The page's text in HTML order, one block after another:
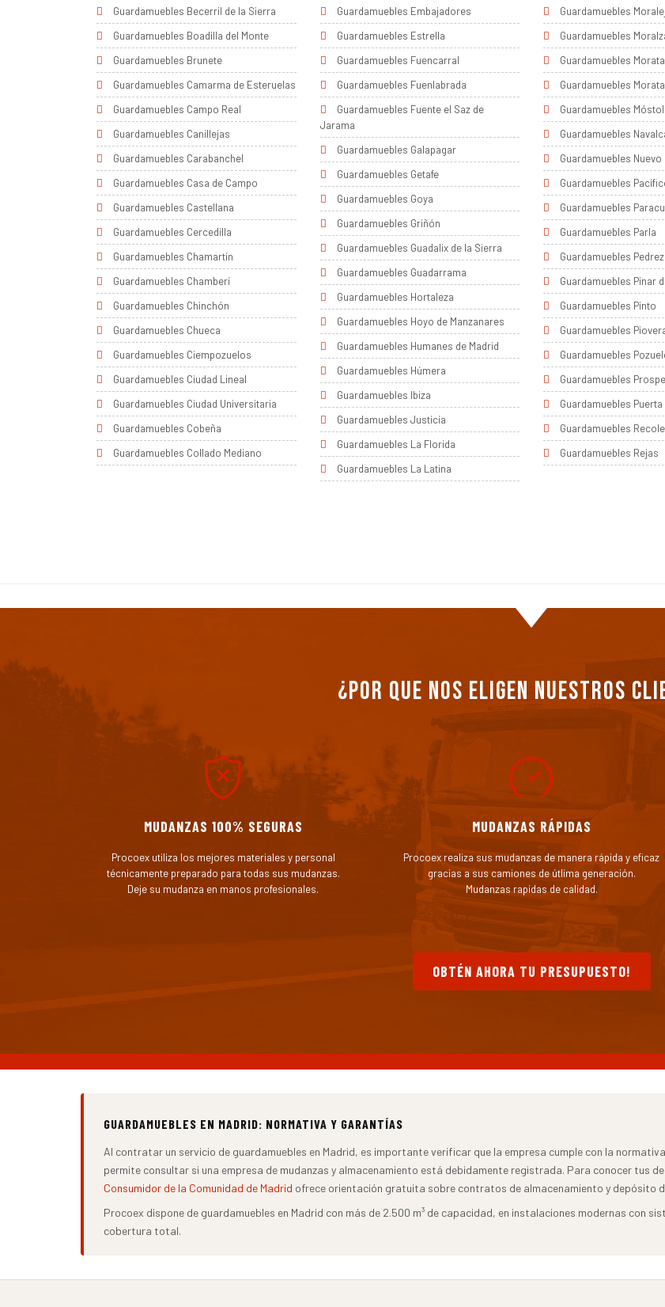
Guardamuebles Becerril de la Sierra
Guardamuebles Boadilla del Monte
Guardamuebles Brunete
Guardamuebles Camarma de Esteruelas
Guardamuebles Campo Real
Guardamuebles Canillejas
Guardamuebles Carabanchel
Guardamuebles Casa de Campo
Guardamuebles Castellana
Guardamuebles Cercedilla
Guardamuebles Chamartín
Guardamuebles Chamberí
Guardamuebles Chinchón
Guardamuebles Chueca
Guardamuebles Ciempozuelos
Guardamuebles Ciudad Lineal
Guardamuebles Ciudad Universitaria
Guardamuebles Cobeña
Guardamuebles Collado Mediano
Guardamuebles Embajadores
Guardamuebles Estrella
Guardamuebles Fuencarral
Guardamuebles Fuenlabrada
Guardamuebles Fuente el Saz de
Jarama
Guardamuebles Galapagar
Guardamuebles Getafe
Guardamuebles Goya
Guardamuebles Griñón
Guardamuebles Guadalix de la Sierra
Guardamuebles Guadarrama
Guardamuebles Hortaleza
Guardamuebles Hoyo de Manzanares
Guardamuebles Humanes de Madrid
Guardamuebles Húmera
Guardamuebles Ibiza
Guardamuebles Justicia
Guardamuebles La Florida
Guardamuebles La Latina
Guardamuebles
Guardamuebles
Guardamuebles
Guardamuebles
Guardamuebles
Guardamuebles
Guardamuebles Nuevo
Guardamuebles
Guardamuebles
Guardamuebles Parla
Guardamuebles
Guardamuebles Pinar
Guardamuebles Pinto
Guardamuebles
Guardamuebles
Guardamuebles
Guardamuebles
Guardamuebles
Guardamuebles Rejas
¿Por que nos eligen nuestros
MUDANZAS 100% SEGURAS
Procoex utiliza los mejores materiales y personal
técnicamente preparado para todas sus mudanzas.
Deje su mudanza en manos profesionales.
MUDANZAS RÁPIDAS
Procoex realiza sus mudanzas de manera rápida y eficaz
gracias a sus camiones de útlima generación.
Mudanzas rapidas de calidad.
OBTÉN AHORA TU PRESUPUESTO!
GUARDAMUEBLES EN MADRID: NORMATIVA Y GARANTÍAS
Al contratar un servicio de guardamuebles en Madrid, es importante verificar que la empresa cumple con la
permite consultar si una empresa de mudanzas y almacenamiento está debidamente registrada. Para conocer tus
Consumidor de la Comunidad de Madrid ofrece orientación gratuita sobre contratos de almacenamiento y depósito
Procoex dispone de guardamuebles en Madrid con más de 2.500 m³ de capacidad, en instalaciones modernas con
cobertura total.